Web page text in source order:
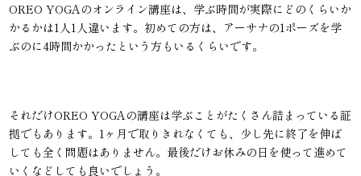
OREO YOGAのオンライン講座は、学ぶ時間が実際にどのくらいか
かるかは1人1人違います。初めての方は、アーサナの1ポーズを学
ぶのに4時間かかったという方もいるくらいです。
それだけOREO YOGAの講座は学ぶことがたくさん詰まっている証
拠でもあります。1ヶ月で取りきれなくても、少し先に終了を伸ば
しても全く問題はありません。最後だけお休みの日を使って進めて
いくなどしても良いでしょう。